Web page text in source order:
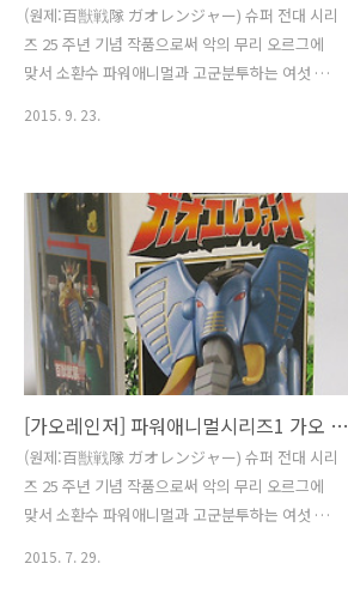
(원제:百獣戦隊 ガオレンジャー) 슈퍼 전대 시리
즈 25 주년 기념 작품으로써 악의 무리 오르그에
맞서 소환수 파워애니멀과 고군분투하는 여섯 전
있을 정도로 그 인기는 대단했습니다.또한 21세기
의 전대 완구를 이야기를 할 때 그 누구도 부정할
수 없는 완구가 바로 의 관련 상품입니다. 는 정크
니 제외 파워애니멀시리즈4 가오 고릴라 묵직한
합금과 맥기, 펄도장이 일품인 가오 고릴라입니다.
전면에는 가오 이글, 바이슨, 폴라와 백수합체 하
라!! 라는 문구가 눈에 띄는군요.옆모습엔 가오 머
슬의 모습이 보입니다. 뒷면에는 기믹과 파워애니
멀 시리즈 홍보가 이어져 있습니다. 가오..
2015. 9. 23.
[가오레인저] 파워애니멀시리즈1 가오 엘리펀트
(원제:百獣戦隊 ガオレンジャー) 슈퍼 전대 시리
즈 25 주년 기념 작품으로써 악의 무리 오르그에
맞서 소환수 파워애니멀과 고군분투하는 여섯 전
2015. 7. 29.